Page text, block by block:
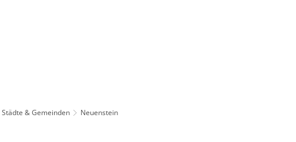
Städte & Gemeinden Neuenstein